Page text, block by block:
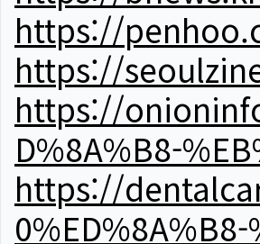
https://
https://
https://
D%8A%B8-
https://